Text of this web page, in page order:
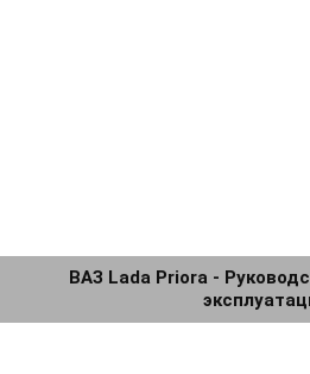
ВАЗ Lada Priora -